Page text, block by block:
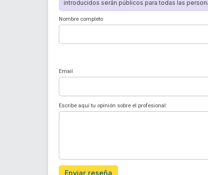
introducidos serán públicos para todas las
Nombre completo
Email
Escribe aquí tu opinión sobre el profesional:
Enviar reseña